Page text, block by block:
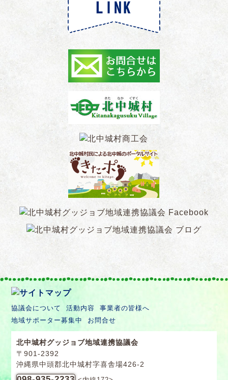
協議会について 活動内容
事業者の皆様へ
地域サポーター募集中
お問合せ
北中城村グッジョブ地域連携協議会
〒901-2392
沖縄県中頭郡北中城村字喜舎場426-2